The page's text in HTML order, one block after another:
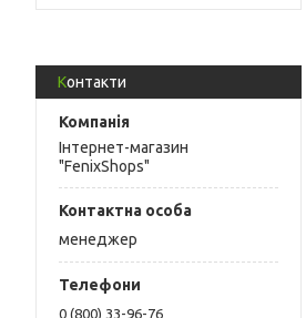
Контакти
Інтернет-магазин
"FenixShops"
менеджер
0 (800) 33-96-76